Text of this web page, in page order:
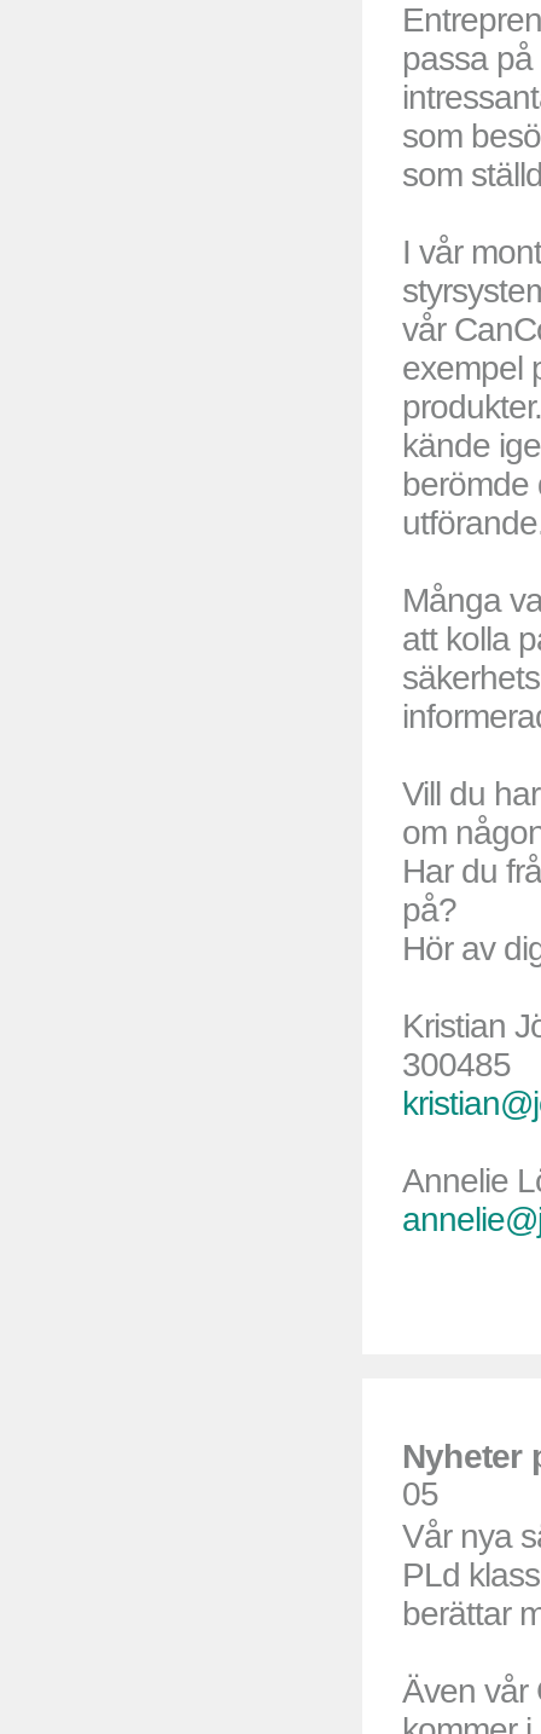
passa
som
som
I vår
vår
exempel
kände
berömde
Många
att kolla
Vill du
om
Har du
på?
Hör av
Kristian
300485
Annelie
Nyheter
05
Vår nya
PLd
berättar
Även vår